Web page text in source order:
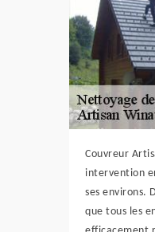
Couvreur
intervention
ses environs.
que tous les